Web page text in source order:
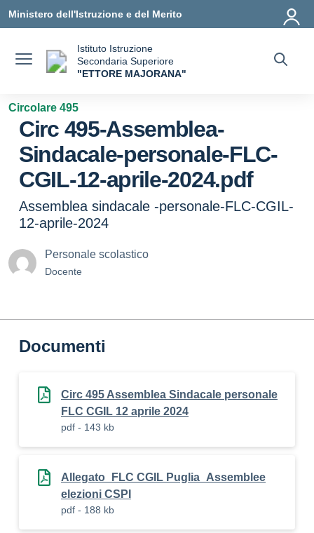
Ministero dell'Istruzione e del Merito
Istituto Istruzione
Secondaria Superiore
"ETTORE MAJORANA"
Circolare 495
Circ 495-Assemblea-
Sindacale-personale-FLC-
CGIL-12-aprile-2024.pdf
Assemblea sindacale -personale-FLC-CGIL-
12-aprile-2024
Personale scolastico
Docente
Documenti
Circ 495 Assemblea Sindacale personale
FLC CGIL 12 aprile 2024
pdf - 143 kb
Allegato_FLC CGIL Puglia_Assemblee
elezioni CSPI
pdf - 188 kb